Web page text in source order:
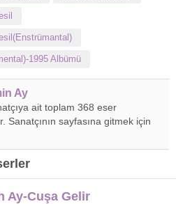
1995 Albümü
Ay
ait toplam 368 eser
Sanatçının sayfasına gitmek için
Ay-Cuşa Gelir